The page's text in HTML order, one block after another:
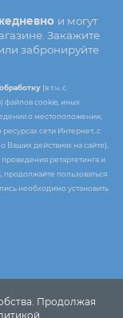
Продолжая
и могут
Закажите
забронируйте
(в т.ч. с
файлов cookie, иных
о местоположении,
сети Интернет, с
действиях на сайте),
ретаргетинга и
продолжайте пользоваться
необходимо установить